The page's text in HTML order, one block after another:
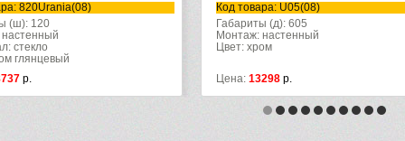
820Urania(08)
(ш): 120
стекло
глянцевый
р.
Код товара: U05(08)
Габариты (д): 605
Монтаж: настенный
Цвет: хром
Цена: 13298 р.